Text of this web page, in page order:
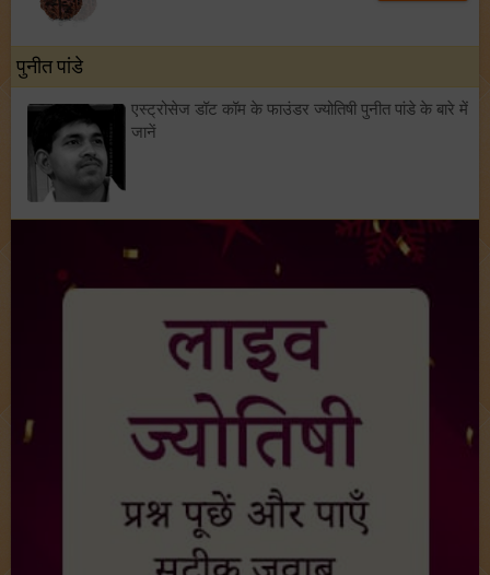
पुनीत पांडे
एस्ट्रोसेज डॉट कॉम के फाउंडर ज्योतिषी पुनीत पांडे के बारे में
जानें